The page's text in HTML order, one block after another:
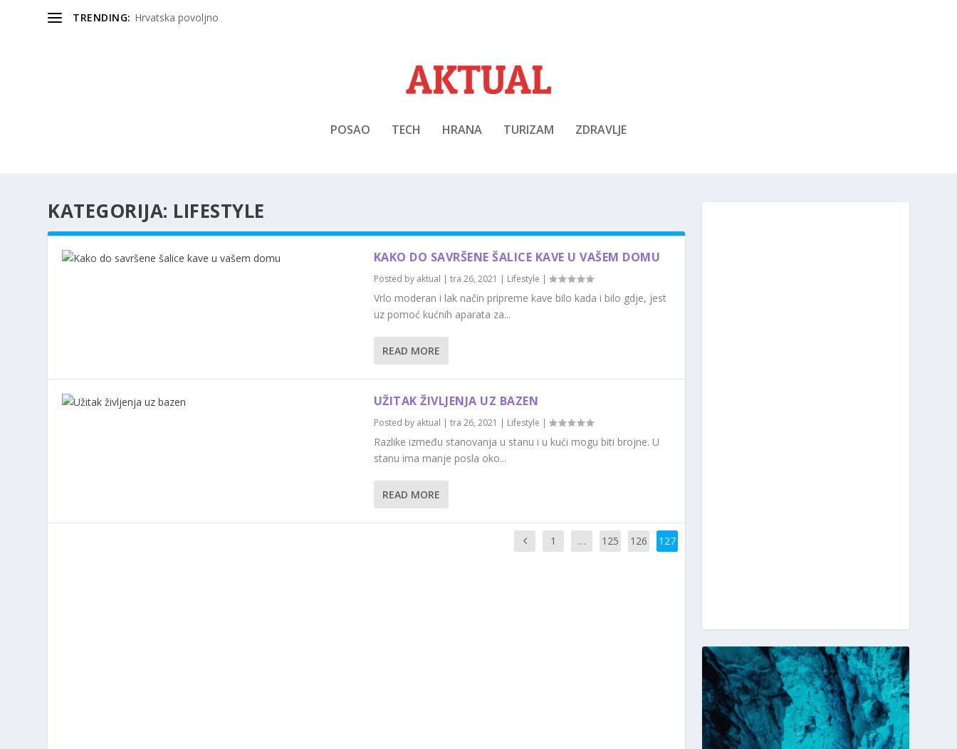
TRENDING: Hrvatska povoljno
POSAO TECH HRANA TURIZAM ZDRAVLJE
KATEGORIJA: LIFESTYLE
KAKO DO SAVRŠENE ŠALICE KAVE U VAŠEM DOMU
Posted by aktual | tra 26, 2021 | Lifestyle |
Vrlo moderan i lak način pripreme kave bilo kada i bilo gdje, jest
uz pomoć kućnih aparata za...
READ MORE
UŽITAK ŽIVLJENJA UZ BAZEN
Posted by aktual | tra 26, 2021 | Lifestyle |
Razlike između stanovanja u stanu i u kući mogu biti brojne. U
stanu ima manje posla oko...
READ MORE
1 … 125 126 127